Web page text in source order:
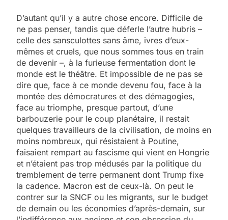
D’autant qu’il y a autre chose encore. Difficile de
ne pas penser, tandis que déferle l’autre hubris –
celle des sansculottes sans âme, ivres d’eux-
mêmes et cruels, que nous sommes tous en train
de devenir –, à la furieuse fermentation dont le
monde est le théâtre. Et impossible de ne pas se
dire que, face à ce monde devenu fou, face à la
montée des démocratures et des démagogies,
face au triomphe, presque partout, d’une
barbouzerie pour le coup planétaire, il restait
quelques travailleurs de la civilisation, de moins en
moins nombreux, qui résistaient à Poutine,
faisaient rempart au fascisme qui vient en Hongrie
et n’étaient pas trop médusés par la politique du
tremblement de terre permanent dont Trump fixe
la cadence. Macron est de ceux-là. On peut le
contrer sur la SNCF ou les migrants, sur le budget
de demain ou les économies d’après-demain, sur